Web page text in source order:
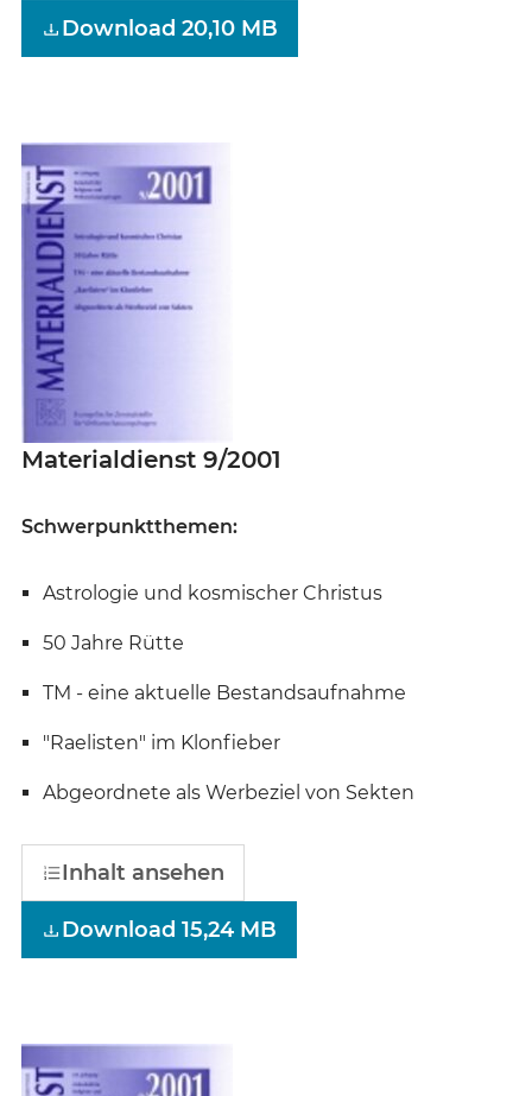
Download 20,10 MB
Materialdienst 9/2001
Schwerpunktthemen:
Astrologie und kosmischer Christus
50 Jahre Rütte
TM - eine aktuelle Bestandsaufnahme
"Raelisten" im Klonfieber
Abgeordnete als Werbeziel von Sekten
Inhalt ansehen
Download 15,24 MB